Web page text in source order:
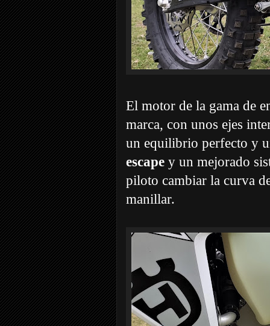
El motor de la gama de
marca, con unos ejes
un equilibrio perfecto y
escape y un mejorado
piloto cambiar la curva
manillar.